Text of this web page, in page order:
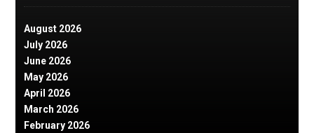
August 2026
July 2026
June 2026
May 2026
April 2026
March 2026
February 2026